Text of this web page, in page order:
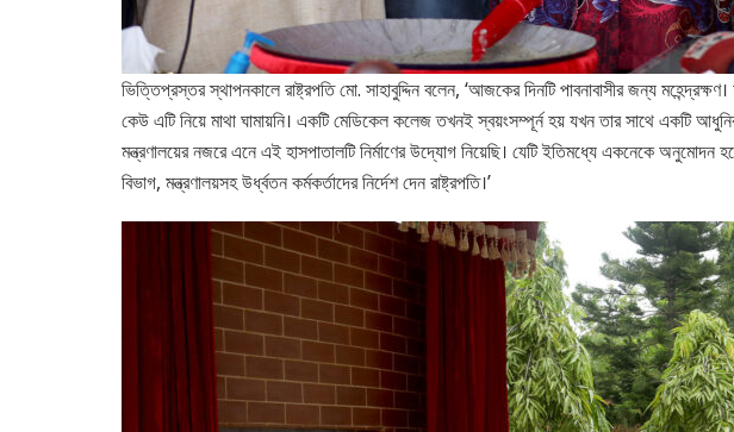
ভিত্তিপ্রস্তর স্থাপনকালে রাষ্ট্রপতি মো. সাহাবুদ্দিন বলেন, ‘আজকের দিনটি পাবনাবাসীর জন্য
কেউ এটি নিয়ে মাথা ঘামায়নি। একটি মেডিকেল কলেজ তখনই স্বয়ংসম্পূর্ন হয় যখন তার সাথে একটি
মন্ত্রণালয়ের নজরে এনে এই হাসপাতালটি নির্মাণের উদ্যোগ নিয়েছি। যেটি ইতিমধ্যে একনেকে অনুমোদন
বিভাগ, মন্ত্রণালয়সহ উর্ধ্বতন কর্মকর্তাদের নির্দেশ দেন রাষ্ট্রপতি।’